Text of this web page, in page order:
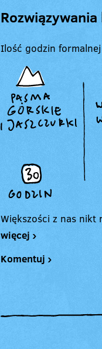
Ilość godzin
Większości z nas nikt
więcej ›
Komentuj ›